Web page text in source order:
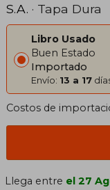
S.A. · Tapa Dura
Libro Usado
Buen Estado
Importado
Envío: 13 a 17
Costos de
Llega entre el 27